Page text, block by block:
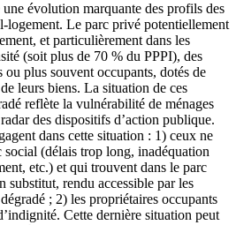
évolution marquante des profils des
logement. Le parc privé potentiellement
et particulièrement dans les
(soit plus de 70 % du PPPI), des
plus souvent occupants, dotés de
leurs biens. La situation de ces
reflète la vulnérabilité de ménages
des dispositifs d’action publique.
dans cette situation : 1) ceux ne
social (délais trop long, inadéquation
etc.) et qui trouvent dans le parc
substitut, rendu accessible par les
; 2) les propriétaires occupants
Cette dernière situation peut